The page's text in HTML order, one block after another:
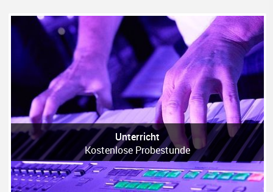
Unterricht
Kostenlose Probestunde